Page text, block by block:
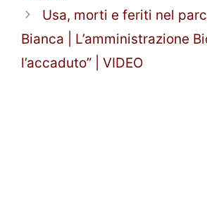
Usa, morti e feriti nel
Bianca | L’amministrazione
l’accaduto” | VIDEO